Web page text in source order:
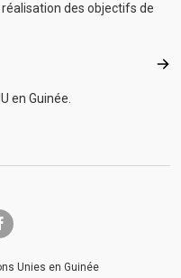
des objectifs de
en Guinée.
f
Unies en Guinée